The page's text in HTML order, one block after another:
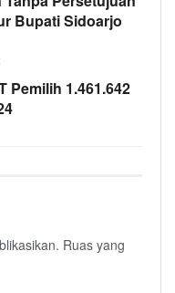
Bupati Sidoarjo
Pemilih 1.461.642
Ruas yang